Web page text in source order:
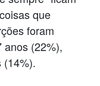
que
foram
anos (22%),
(14%).